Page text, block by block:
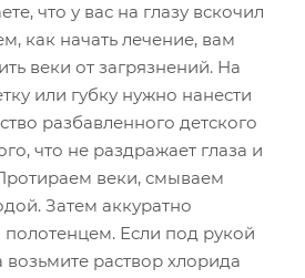
что у вас на глазу вскочил
как начать лечение, вам
веки от загрязнений. На
или губку нужно нанести
разбавленного детского
что не раздражает глаза и
веки, смываем
Затем аккуратно
Если под рукой
возьмите раствор хлорида